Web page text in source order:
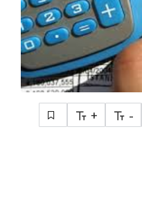
+ -